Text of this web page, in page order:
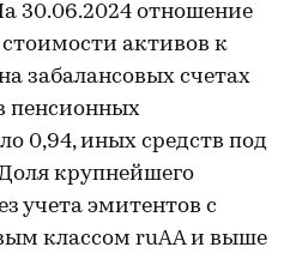
30.06.2024 отношение
активов к
забалансовых счетах
пенсионных
0,94, иных средств под
крупнейшего
учета эмитентов с
классом ruAA и выше